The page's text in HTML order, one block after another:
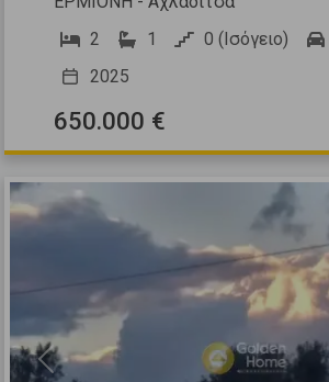
2
1 0 (Ισόγειο)
2025
650.000 €
Previous